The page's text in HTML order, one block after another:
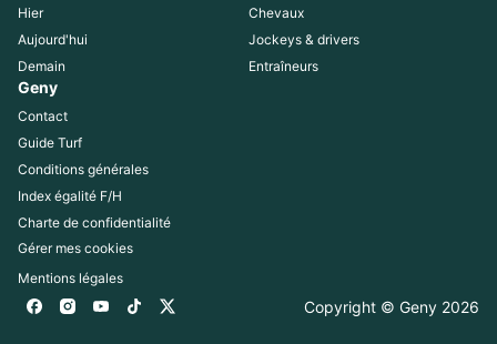
Hier
Aujourd'hui
Demain
Chevaux
Jockeys & drivers
Entraîneurs
Geny
Contact
Guide Turf
Conditions générales
Index égalité F/H
Charte de confidentialité
Gérer mes cookies
Mentions légales
Copyright © Geny 2026